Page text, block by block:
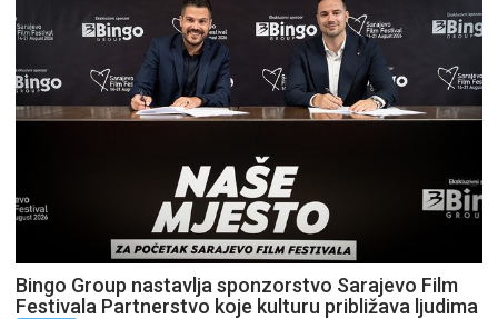
Bingo Group nastavlja sponzorstvo Sarajevo Film
Festivala Partnerstvo koje kulturu približava ljudima